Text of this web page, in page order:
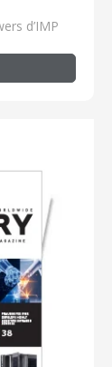
d’IMP